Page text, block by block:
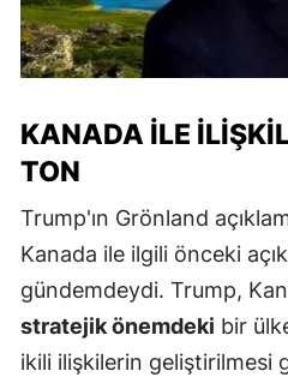
KANADA İLE
TON
Trump'ın Grönland
Kanada ile ilgili önceki
gündemdeydi. Trump,
stratejik önemdeki bir
ikili ilişkilerin geliştirilmesi